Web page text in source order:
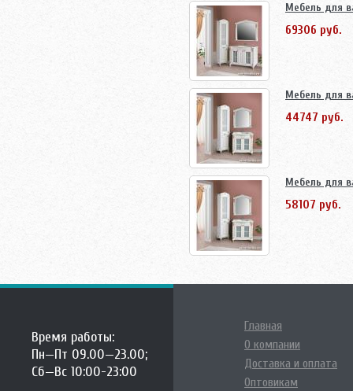
Мебель для
69306 руб.
Мебель для
44747 руб.
Мебель для
58107 руб.
Время работы:
Пн—Пт 09.00—23.00;
Сб—Вс 10:00-23:00
Главная
О компании
Доставка и оплата
Оптовикам